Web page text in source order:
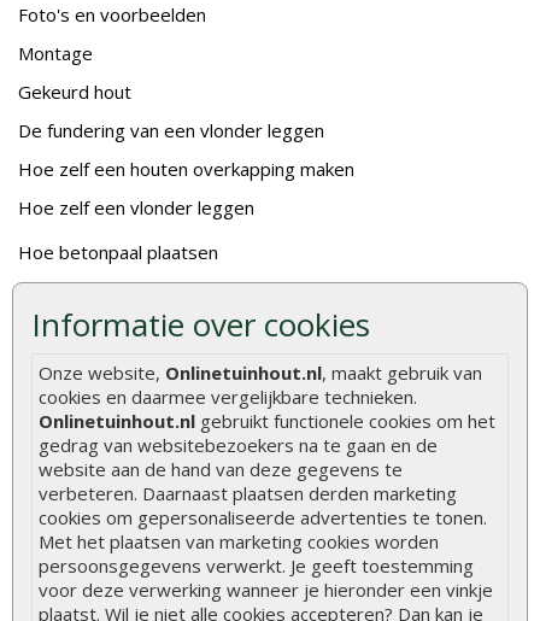
Informatie over cookies
Onze website, Onlinetuinhout.nl, maakt gebruik van
cookies en daarmee vergelijkbare technieken.
Onlinetuinhout.nl gebruikt functionele cookies om het
gedrag van websitebezoekers na te gaan en de
website aan de hand van deze gegevens te
verbeteren. Daarnaast plaatsen derden marketing
cookies om gepersonaliseerde advertenties te tonen.
Met het plaatsen van marketing cookies worden
persoonsgegevens verwerkt. Je geeft toestemming
voor deze verwerking wanneer je hieronder een vinkje
plaatst. Wil je niet alle cookies accepteren? Dan kan je
Foto's en voorbeelden
Montage
Gekeurd hout
De fundering van een vlonder leggen
Hoe zelf een houten overkapping maken
Hoe zelf een vlonder leggen
Hoe betonpaal plaatsen
Hoe schutting plaatsen
De 9 beste tuinschermen van Onlinetuinhout.nl
Stijlvolle houtsoorten voor in de tuin
Duurzame tuin
Welke palen voor een schapenhek
Alle populaire categorieën
Tuinhout
Schutting
Tuindeuren
Tuinschermen